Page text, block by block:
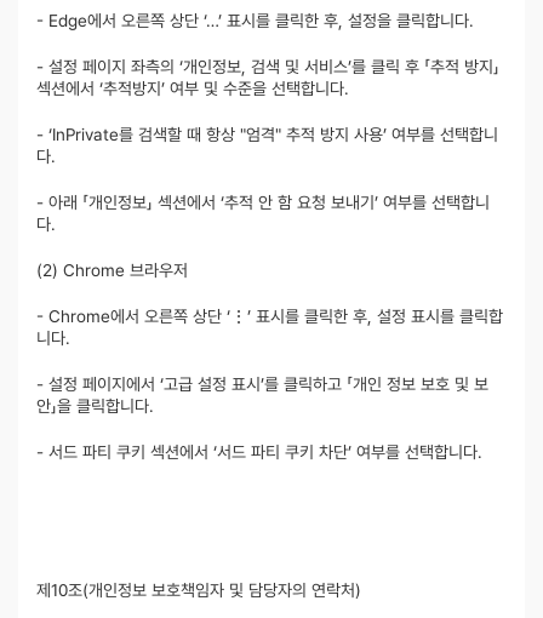
- Edge에서 오른쪽 상단 ‘…’ 표시를 클릭한 후, 설정을 클릭합니다.
- 설정 페이지 좌측의 ‘개인정보, 검색 및 서비스’를 클릭 후 「추적 방지」
섹션에서 ‘추적방지’ 여부 및 수준을 선택합니다.
- ‘InPrivate를 검색할 때 항상 "엄격" 추적 방지 사용’ 여부를 선택합니
다.
- 아래 「개인정보」 섹션에서 ‘추적 안 함 요청 보내기’ 여부를 선택합니
다.
(2) Chrome 브라우저
- Chrome에서 오른쪽 상단 ‘⋮’ 표시를 클릭한 후, 설정 표시를 클릭합
니다.
- 설정 페이지에서 ‘고급 설정 표시’를 클릭하고 「개인 정보 보호 및 보
안」을 클릭합니다.
- 서드 파티 쿠키 섹션에서 ‘서드 파티 쿠키 차단’ 여부를 선택합니다.
제10조(개인정보 보호책임자 및 담당자의 연락처)